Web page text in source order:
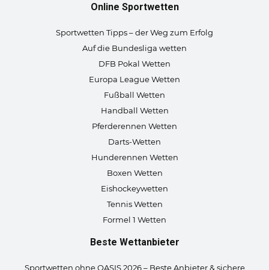
Beste Wettanbieter
Sportwetten ohne OASIS 2026 – Beste Anbieter & sichere
Online Sportwetten
Sportwetten Tipps – der Weg zum Erfolg
Auf die Bundesliga wetten
DFB Pokal Wetten
Europa League Wetten
Fußball Wetten
Handball Wetten
Pferderennen Wetten
Darts-Wetten
Hunderennen Wetten
Boxen Wetten
Eishockeywetten
Tennis Wetten
Formel 1 Wetten